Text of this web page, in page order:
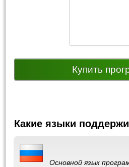
Купить
Какие языки
Основной язык